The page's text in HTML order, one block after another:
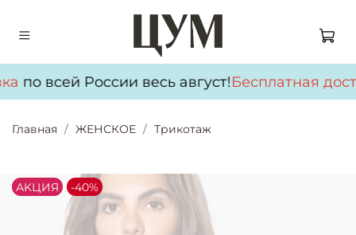
по всей России весь август!Бесплатная
Главная ЖЕНСКОЕ Трикотаж
АKЦИЯ -40%